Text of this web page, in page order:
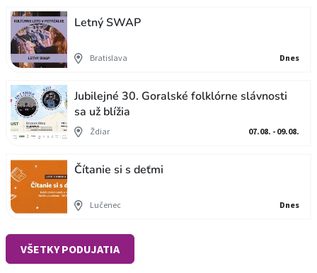
Letný SWAP
Bratislava Dnes
Jubilejné 30. Goralské folklórne slávnosti
sa už blížia
Ždiar 07.08. - 09.08.
Čítanie si s deťmi
Lučenec Dnes
VŠETKY PODUJATIA